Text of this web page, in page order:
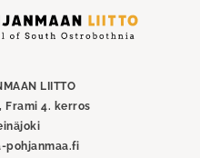
LIITTO
Frami 4. kerros
pohjanmaa.fi